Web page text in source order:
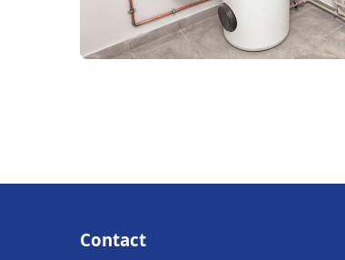
Contact